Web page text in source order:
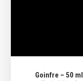
Goinfre – 50 ml